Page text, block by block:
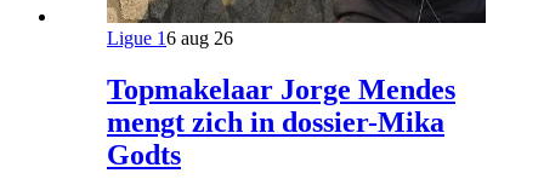
Ligue 16 aug 26
Topmakelaar Jorge Mendes
mengt zich in dossier-Mika
Godts